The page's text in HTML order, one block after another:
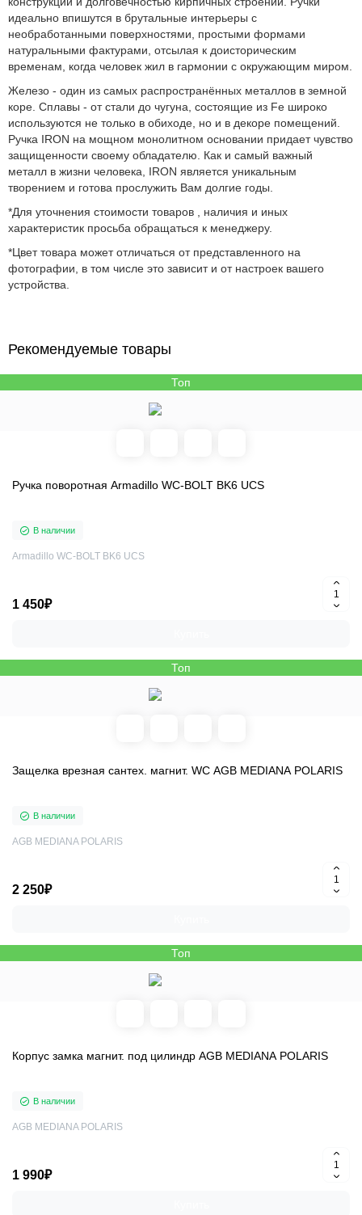
идеально впишутся в брутальные интерьеры с
необработанными поверхностями, простыми формами
натуральными фактурами, отсылая к доисторическим
временам, когда человек жил в гармонии с окружающим миром.
Железо - один из самых распространённых металлов в земной
коре. Сплавы - от стали до чугуна, состоящие из Fe широко
используются не только в обиходе, но и в декоре помещений.
Ручка IRON на мощном монолитном основании придает чувство
защищенности своему обладателю. Как и самый важный
металл в жизни человека, IRON является уникальным
творением и готова прослужить Вам долгие годы.
*Для уточнения стоимости товаров , наличия и иных
характеристик просьба обращаться к менеджеру.
*Цвет товара может отличаться от представленного на
фотографии, в том числе это зависит и от настроек вашего
устройства.
Рекомендуемые товары
Топ
Ручка поворотная Armadillo WC-BOLT BK6 UCS
В наличии
Armadillo WC-BOLT BK6 UCS
1 450₽
Топ
Защелка врезная сантех. магнит. WC AGB MEDIANA POLARIS
В наличии
AGB MEDIANA POLARIS
2 250₽
Топ
Корпус замка магнит. под цилиндр AGB MEDIANA POLARIS
В наличии
AGB MEDIANA POLARIS
1 990₽